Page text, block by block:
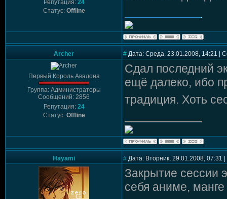
Репутация: 24
Статус: Offline
Archer # Дата: Среда, 23.01.2008, 14:21 |
Первый Король Авалона
Группа: Администраторы
Сообщений: 2856
Репутация: 24
Статус: Offline
Сдал последний
ещё далеко, ибо
традиция. Хоть
Hayami # Дата: Вторник, 29.01.2008,
Закрытие сессии
себя аниме,